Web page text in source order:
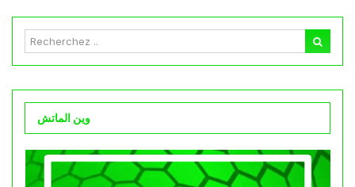
وين الماتش